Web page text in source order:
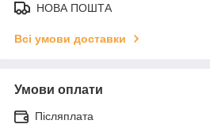
НОВА ПОШТА
Всі умови доставки
Умови оплати
Післяплата